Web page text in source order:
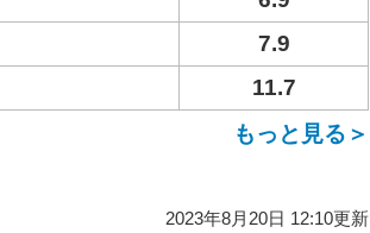
7.9
11.7
もっと見る＞
2023年8月20日 12:10更新